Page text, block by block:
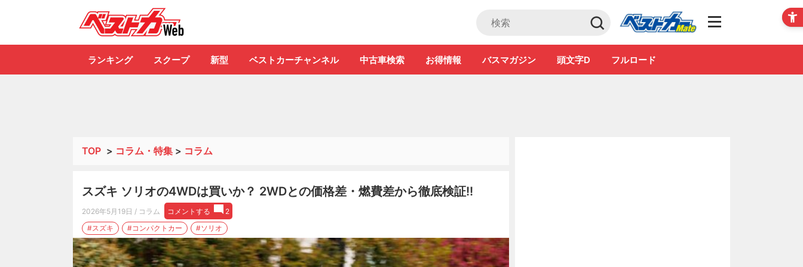
Club
ランキング スクープ 新型 ベストカーチャンネル 中古車検索 お得情報 バスマガジン 頭文字D フルロード
TOP > コラム・特集 > コラム
スズキ ソリオの4WDは買いか？ 2WDとの価格差・燃費差から徹底検証!!
2026年5月19日 / コラム コメントする
2
#スズキ
#コンパクトカー #ソリオ